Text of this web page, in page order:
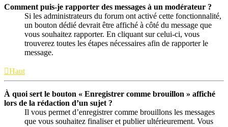
Comment puis-je rapporter des messages à un modérateur ?
Si les administrateurs du forum ont activé cette fonctionnalité,
un bouton dédié devrait être affiché à côté du message que
vous souhaitez rapporter. En cliquant sur celui-ci, vous
trouverez toutes les étapes nécessaires afin de rapporter le
message.
Haut
À quoi sert le bouton « Enregistrer comme brouillon » affiché
lors de la rédaction d’un sujet ?
Il vous permet d’enregistrer comme brouillons les messages
que vous souhaitez finaliser et publier ultérieurement. Vous